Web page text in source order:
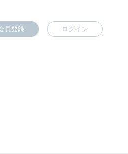
員登録 ログイン